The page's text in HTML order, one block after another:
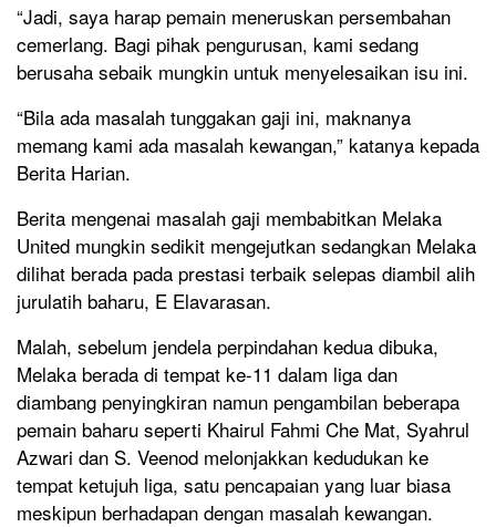
“Jadi, saya harap pemain meneruskan persembahan
cemerlang. Bagi pihak pengurusan, kami sedang
berusaha sebaik mungkin untuk menyelesaikan isu ini.
“Bila ada masalah tunggakan gaji ini, maknanya
memang kami ada masalah kewangan,” katanya kepada
Berita Harian.
Berita mengenai masalah gaji membabitkan Melaka
United mungkin sedikit mengejutkan sedangkan Melaka
dilihat berada pada prestasi terbaik selepas diambil alih
jurulatih baharu, E Elavarasan.
Malah, sebelum jendela perpindahan kedua dibuka,
Melaka berada di tempat ke-11 dalam liga dan
diambang penyingkiran namun pengambilan beberapa
pemain baharu seperti Khairul Fahmi Che Mat, Syahrul
Azwari dan S. Veenod melonjakkan kedudukan ke
tempat ketujuh liga, satu pencapaian yang luar biasa
meskipun berhadapan dengan masalah kewangan.